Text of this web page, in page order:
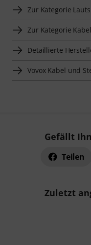
Zur Kategorie
Zur Kategorie
Detaillierte
Vovox Kabel und
Gefällt
Teilen
Zuletzt